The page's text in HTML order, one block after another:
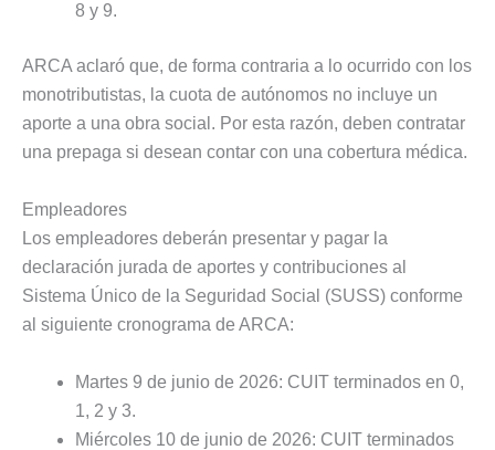
8 y 9.
ARCA aclaró que, de forma contraria a lo ocurrido con los
monotributistas, la cuota de autónomos no incluye un
aporte a una obra social. Por esta razón, deben contratar
una prepaga si desean contar con una cobertura médica.
Empleadores
Los empleadores deberán presentar y pagar la
declaración jurada de aportes y contribuciones al
Sistema Único de la Seguridad Social (SUSS) conforme
al siguiente cronograma de ARCA:
Martes 9 de junio de 2026: CUIT terminados en 0,
1, 2 y 3.
Miércoles 10 de junio de 2026: CUIT terminados